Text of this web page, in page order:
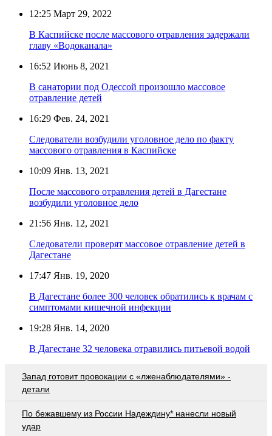
12:25 Март 29, 2022
В Каспийске после массового отравления задержали
главу «Водоканала»
16:52 Июнь 8, 2021
В санатории под Одессой произошло массовое
отравление детей
16:29 Фев. 24, 2021
Следователи возбудили уголовное дело по факту
массового отравления в Каспийске
10:09 Янв. 13, 2021
После массового отравления детей в Дагестане
возбудили уголовное дело
21:56 Янв. 12, 2021
Следователи проверят массовое отравление детей в
Дагестане
17:47 Янв. 19, 2020
В Дагестане более 300 человек обратились к врачам с
симптомами кишечной инфекции
19:28 Янв. 14, 2020
В Дагестане 32 человека отравились питьевой водой
Запад готовит провокации с «лженаблюдателями» -
детали
По бежавшему из России Надеждину* нанесли новый
удар